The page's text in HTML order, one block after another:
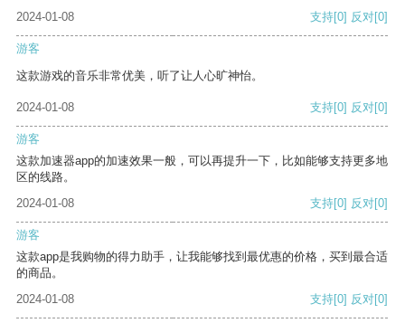
2024-01-08 支持[0] 反对[0]
游客
这款游戏的音乐非常优美，听了让人心旷神怡。
2024-01-08 支持[0] 反对[0]
游客
这款加速器app的加速效果一般，可以再提升一下，比如能够支持更多地
区的线路。
2024-01-08
支持[0] 反对[0]
游客
这款app是我购物的得力助手，让我能够找到最优惠的价格，买到最合适
的商品。
2024-01-08
支持[0] 反对[0]